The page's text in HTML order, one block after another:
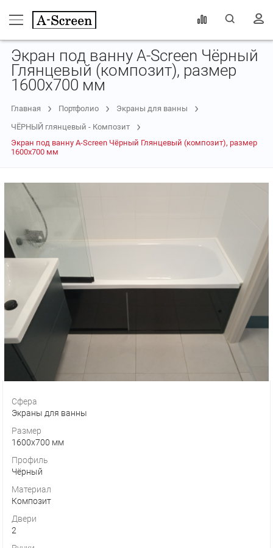
Экран под ванну A-Screen Чёрный
Глянцевый (композит), размер
1600х700 мм
Главная Портфолио
Экраны для ванны
ЧЁРНЫЙ глянцевый - Композит
Экран под ванну A-Screen Чёрный Глянцевый (композит), размер
1600х700 мм
Сфера
Экраны для ванны
Размер
1600х700 мм
Профиль
Чёрный
Материал
Композит
Двери
2